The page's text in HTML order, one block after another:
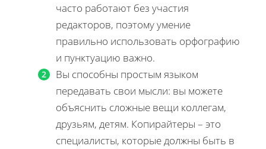
часто работают без участия
редакторов, поэтому умение
правильно использовать орфографию
и пунктуацию важно.
Вы способны простым языком
передавать свои мысли: вы можете
объяснить сложные вещи коллегам,
друзьям, детям. Копирайтеры – это
специалисты, которые должны быть в